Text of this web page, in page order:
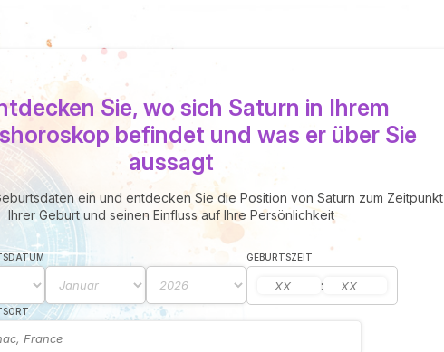
Sie, wo sich Saturn in Ihrem
befindet und was er über Sie
aussagt
ein und entdecken Sie die Position von Saturn zum Zeitpunkt
Ihrer Geburt und seinen Einfluss auf Ihre Persönlichkeit
GEBURTSZEIT
: